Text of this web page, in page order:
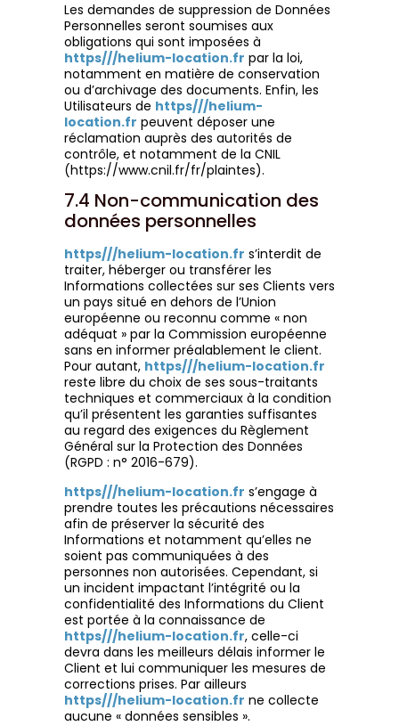
Les demandes de suppression de Données
Personnelles seront soumises aux
obligations qui sont imposées à
https///helium-location.fr par la loi,
notamment en matière de conservation
ou d’archivage des documents. Enfin, les
Utilisateurs de https///helium-
location.fr peuvent déposer une
réclamation auprès des autorités de
contrôle, et notamment de la CNIL
(https://www.cnil.fr/fr/plaintes).
7.4 Non-communication des
données personnelles
https///helium-location.fr s’interdit de
traiter, héberger ou transférer les
Informations collectées sur ses Clients vers
un pays situé en dehors de l’Union
européenne ou reconnu comme « non
adéquat » par la Commission européenne
sans en informer préalablement le client.
Pour autant, https///helium-location.fr
reste libre du choix de ses sous-traitants
techniques et commerciaux à la condition
qu’il présentent les garanties suffisantes
au regard des exigences du Règlement
Général sur la Protection des Données
(RGPD : n° 2016-679).
https///helium-location.fr s’engage à
prendre toutes les précautions nécessaires
afin de préserver la sécurité des
Informations et notamment qu’elles ne
soient pas communiquées à des
personnes non autorisées. Cependant, si
un incident impactant l’intégrité ou la
confidentialité des Informations du Client
est portée à la connaissance de
https///helium-location.fr, celle-ci
devra dans les meilleurs délais informer le
Client et lui communiquer les mesures de
corrections prises. Par ailleurs
https///helium-location.fr ne collecte
aucune « données sensibles ».